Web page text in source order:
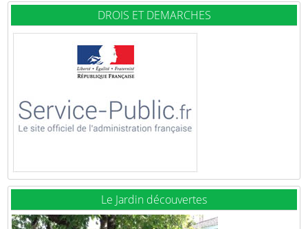
DROIS ET DEMARCHES
Le Jardin découvertes